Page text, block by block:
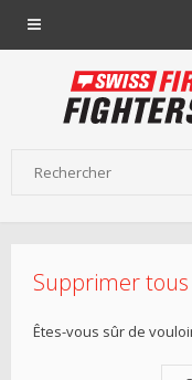
Supprimer
Êtes-vous sûr de